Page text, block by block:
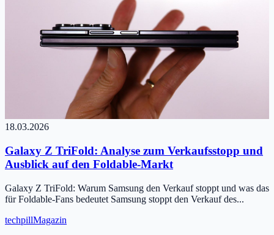
18.03.2026
Galaxy Z TriFold: Analyse zum Verkaufsstopp und
Ausblick auf den Foldable-Markt
Galaxy Z TriFold: Warum Samsung den Verkauf stoppt und was das
für Foldable-Fans bedeutet Samsung stoppt den Verkauf des...
techpillMagazin